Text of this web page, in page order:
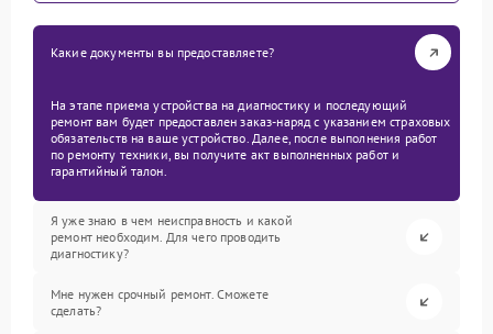
Какие документы вы предоставляете?
На этапе приема устройства на диагностику и последующий
ремонт вам будет предоставлен заказ-наряд с указанием страховых
обязательств на ваше устройство. Далее, после выполнения работ
по ремонту техники, вы получите акт выполненных работ и
гарантийный талон.
Я уже знаю в чем неисправность и какой
ремонт необходим. Для чего проводить
диагностику?
Мне нужен срочный ремонт. Сможете
сделать?